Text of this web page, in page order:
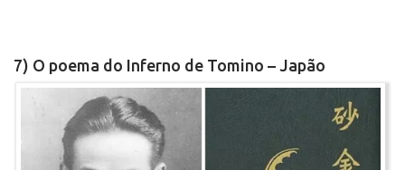
7) O poema do Inferno de Tomino – Japão